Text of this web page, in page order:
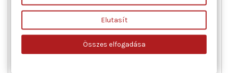
Elutasít
Összes elfogadása